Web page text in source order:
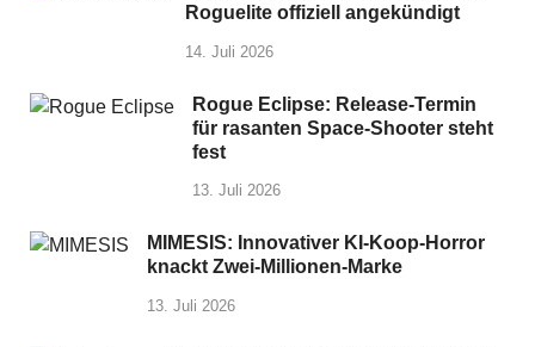
Roguelite offiziell angekündigt
14. Juli 2026
Rogue Eclipse: Release-Termin
für rasanten Space-Shooter steht
fest
13. Juli 2026
MIMESIS: Innovativer KI-Koop-Horror
knackt Zwei-Millionen-Marke
13. Juli 2026